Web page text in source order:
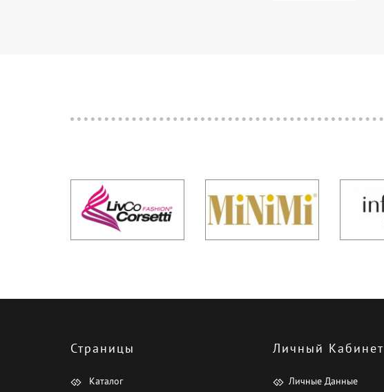
Страницы
Каталог
Личный Кабинет
Личные Данные